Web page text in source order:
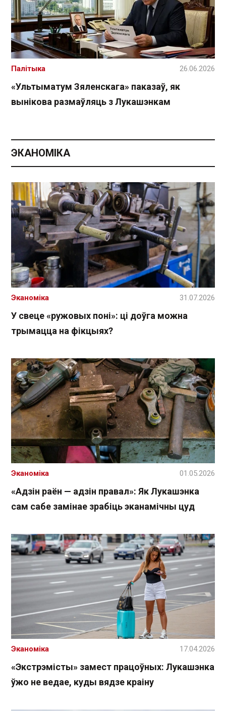
«Ультыматум Зяленскага» паказаў, як
вынікова размаўляць з Лукашэнкам
Палітыка 26.06.2026
ЭКАНОМІКА
У свеце «ружовых поні»: ці доўга можна
трымацца на фікцыях?
Эканоміка 31.07.2026
«Адзін раён — адзін правал»: Як Лукашэнка
сам сабе замінае зрабіць эканамічны цуд
Эканоміка 01.05.2026
«Экстрэмісты» замест працоўных: Лукашэнка
ўжо не ведае, куды вядзе краіну
Эканоміка 17.04.2026